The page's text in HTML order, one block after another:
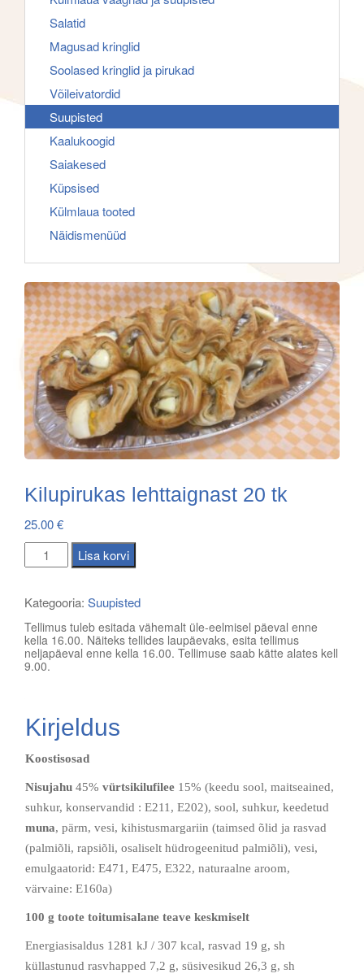
Salatid
Magusad kringlid
Soolased kringlid ja pirukad
Võileivatordid
Suupisted
Kaalukoogid
Saiakesed
Küpsised
Külmlaua tooted
Näidismenüüd
Kilupirukas lehttaignast 20 tk
25.00€
Kilupirukas
lehttaignast
tk
kogus
Lisa korvi
Kategooria: Suupisted
Tellimus tuleb esitada vähemalt üle-eelmisel päeval enne
kella 16.00. Näiteks tellides laupäevaks, esita tellimus
neljapäeval enne kella 16.00. Tellimuse saab kätte alates kell
9.00.
Kirjeldus
Koostisosad
Nisujahu 45% vürtsikilufilee 15% (keedu sool, maitseained,
suhkur, konservandid : E211, E202), sool, suhkur, keedetud
muna, pärm, vesi, kihistusmargariin (taimsed õlid ja rasvad
(palmiõli, rapsiõli, osaliselt hüdrogeenitud palmiõli), vesi,
emulgaatorid: E471, E475, E322, naturaalne aroom,
värvaine: E160a)
100 g toote toitumisalane teave keskmiselt
Energiasisaldus 1281 kJ / 307 kcal, rasvad 19 g, sh
küllastunud rasvhapped 7,2 g, süsivesikud 26,3 g, sh